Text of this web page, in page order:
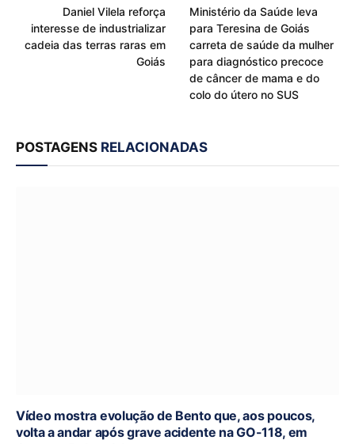
Daniel Vilela reforça
interesse de industrializar
cadeia das terras raras em
Goiás
Ministério da Saúde leva
para Teresina de Goiás
carreta de saúde da mulher
para diagnóstico precoce
de câncer de mama e do
colo do útero no SUS
POSTAGENS RELACIONADAS
Vídeo mostra evolução de Bento que, aos poucos,
volta a andar após grave acidente na GO-118, em